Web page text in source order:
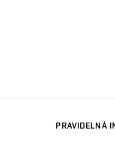
PRAVIDELNÁ